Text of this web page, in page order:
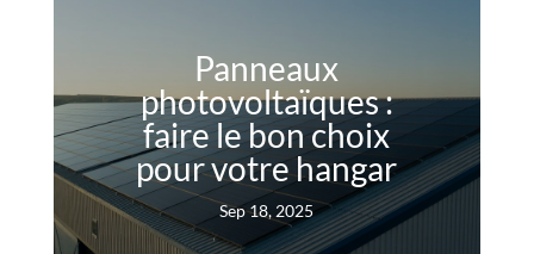
Panneaux
photovoltaïques :
faire le bon choix
pour votre hangar
Sep 18, 2025